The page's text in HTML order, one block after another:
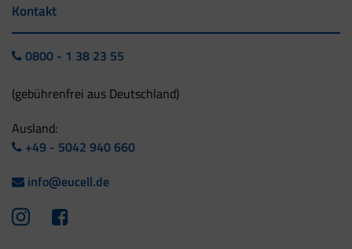
Kontakt
0800 - 1 38 23 55
(gebührenfrei aus Deutschland)
Ausland:
+49 - 5042 940 660
info@eucell.de